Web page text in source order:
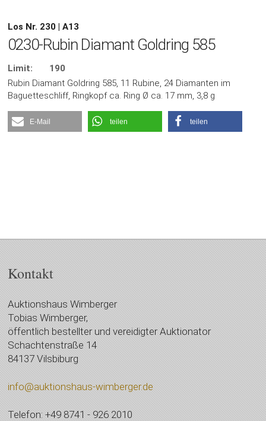
Los Nr. 230 | A13
0230-Rubin Diamant Goldring 585
Limit:
190
Rubin Diamant Goldring 585, 11 Rubine, 24 Diamanten im
Baguetteschliff, Ringkopf ca. Ring Ø ca. 17 mm, 3,8 g
E-Mail teilen teilen
Kontakt
Auktionshaus Wimberger
Tobias Wimberger,
öffentlich bestellter und vereidigter Auktionator
Schachtenstraße 14
84137 Vilsbiburg
info@auktionshaus-wimberger.de
Telefon: +49 8741 - 926 2010